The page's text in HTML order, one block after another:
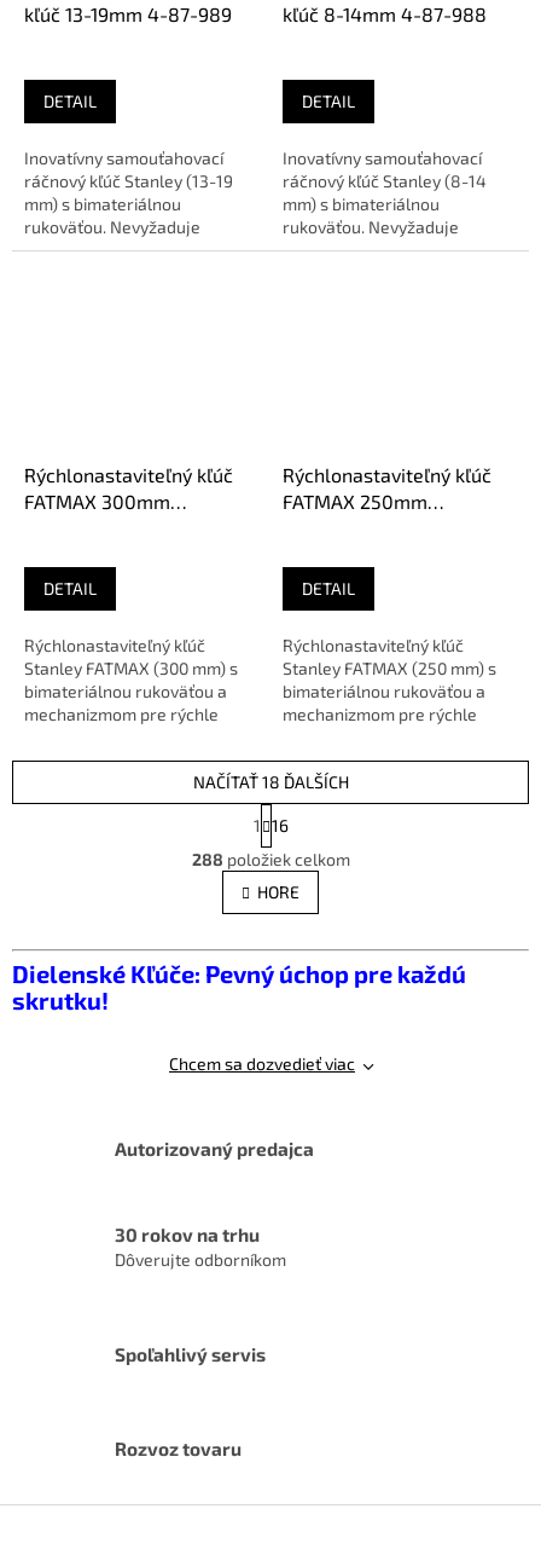
kľúč 13-19mm 4-87-989
DETAIL
Inovatívny samouťahovací
ráčnový kľúč Stanley (13-19
mm) s bimateriálnou
rukoväťou. Nevyžaduje
zosúvanie pri
kľúč 8-14mm 4-87-988
DETAIL
Inovatívny samouťahovací
ráčnový kľúč Stanley (8-14
mm) s bimateriálnou
rukoväťou. Nevyžaduje
zosúvanie pri
Rýchlonastaviteľný kľúč
FATMAX 300mm
DETAIL
Rýchlonastaviteľný kľúč
Stanley FATMAX (300 mm) s
bimateriálnou rukoväťou a
mechanizmom pre rýchle
úpravu.Rýchlo...
Rýchlonastaviteľný kľúč
FATMAX 250mm
DETAIL
Rýchlonastaviteľný kľúč
Stanley FATMAX (250 mm) s
bimateriálnou rukoväťou a
mechanizmom pre rýchle
úpravu.Rýchlo...
O
v
l
á
a
c
r
y
s
NAČÍTAŤ 18 ĎALŠÍCH
S
t
r
á
n
k
v
a
1
16
288 položiek celkom
HORE
Dielenské Kľúče: Pevný úchop pre každú
skrutku!
Chcem sa dozvedieť viac
Autorizovaný predajca
30 rokov na trhu
Dôverujte odborníkom
Spoľahlivý servis
Rozvoz tovaru